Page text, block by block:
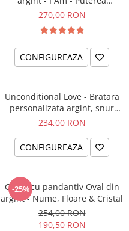
intentiei la mana ta
270,00 RON
CONFIGUREAZA
Unconditional Love - Bratara
personalizata argint, snur
impletit piele
234,00 RON
CONFIGUREAZA
-25%
Colier cu pandantiv Oval din
argint - Nume, Floare & Cristal
254,00 RON
190,50 RON